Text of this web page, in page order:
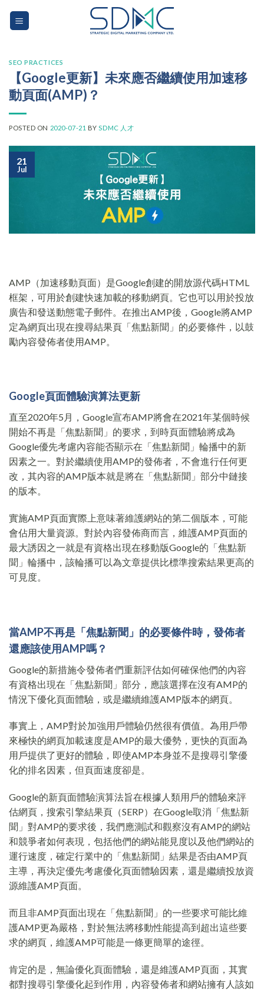
SEO PRACTICES
【Google更新】未來應否繼續使用加速移
動頁面(AMP)？
POSTED ON 2020-07-21 BY SDMC 人才
21
Jul
AMP（加速移動頁面）是Google創建的開放源代碼HTML
框架，可用於創建快速加載的移動網頁。它也可以用於投放
廣告和發送動態電子郵件。在推出AMP後，Google將AMP
定為網頁出現在搜尋結果頁「焦點新聞」的必要條件，以鼓
勵內容發佈者使用AMP。
Google頁面體驗演算法更新
直至2020年5月，Google宣布AMP將會在2021年某個時候
開始不再是「焦點新聞」的要求，到時頁面體驗將成為
Google優先考慮內容能否顯示在「焦點新聞」輪播中的新
因素之一。對於繼續使用AMP的發佈者，不會進行任何更
改，其內容的AMP版本就是將在「焦點新聞」部分中鏈接
的版本。
實施AMP頁面實際上意味著維護網站的第二個版本，可能
會佔用大量資源。對於內容發佈商而言，維護AMP頁面的
最大誘因之一就是有資格出現在移動版Google的「焦點新
聞」輪播中，該輪播可以為文章提供比標準搜索結果更高的
可見度。
當AMP不再是「焦點新聞」的必要條件時，發佈者
還應該使用AMP嗎？
Google的新措施令發佈者們重新評估如何確保他們的內容
有資格出現在「焦點新聞」部分，應該選擇在沒有AMP的
情況下優化頁面體驗，或是繼續維護AMP版本的網頁。
事實上，AMP對於加強用戶體驗仍然很有價值。為用戶帶
來極快的網頁加載速度是AMP的最大優勢，更快的頁面為
用戶提供了更好的體驗，即使AMP本身並不是搜尋引擎優
化的排名因素，但頁面速度卻是。
Google的新頁面體驗演算法旨在根據人類用戶的體驗來評
估網頁，搜索引擎結果頁（SERP）在Google取消「焦點新
聞」對AMP的要求後，我們應測試和觀察沒有AMP的網站
和競爭者如何表現，包括他們的網站能見度以及他們網站的
運行速度，確定行業中的「焦點新聞」結果是否由AMP頁
主導，再決定優先考慮優化頁面體驗因素，還是繼續投放資
源維護AMP頁面。
而且非AMP頁面出現在「焦點新聞」的一些要求可能比維
護AMP更為嚴格，對於無法將移動性能提高到超出這些要
求的網頁，維護AMP可能是一條更簡單的途徑。
肯定的是，無論優化頁面體驗，還是維護AMP頁面，其實
都對搜尋引擎優化起到作用，內容發佈者和網站擁有人該如